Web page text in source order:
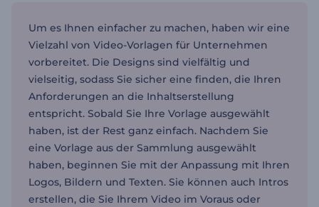
Um es Ihnen einfacher zu machen, haben wir eine
Vielzahl von Video-Vorlagen für Unternehmen
vorbereitet. Die Designs sind vielfältig und
vielseitig, sodass Sie sicher eine finden, die Ihren
Anforderungen an die Inhaltserstellung
entspricht. Sobald Sie Ihre Vorlage ausgewählt
haben, ist der Rest ganz einfach. Nachdem Sie
eine Vorlage aus der Sammlung ausgewählt
haben, beginnen Sie mit der Anpassung mit Ihren
Logos, Bildern und Texten. Sie können auch Intros
erstellen, die Sie Ihrem Video im Voraus oder